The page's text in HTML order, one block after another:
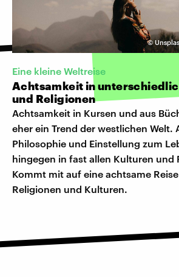
©
Eine kleine Weltreise
Achtsamkeit in
und Religionen
Achtsamkeit in Kursen und aus
eher ein Trend der westlichen Welt.
Philosophie und Einstellung zum
hingegen in fast allen Kulturen und
Kommt mit auf eine achtsame
Religionen und Kulturen.